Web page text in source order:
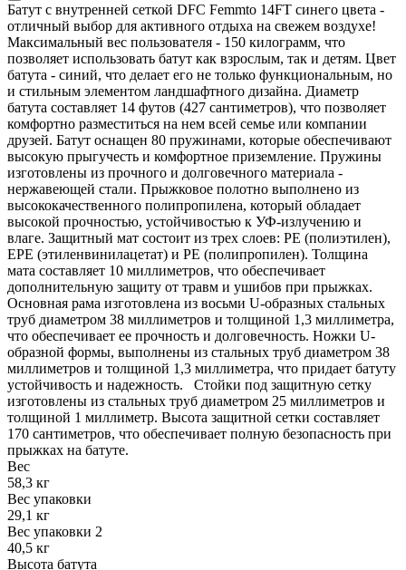
Батут с внутренней сеткой DFC Femmto 14FT синего цвета -
отличный выбор для активного отдыха на свежем воздухе!
Максимальный вес пользователя - 150 килограмм, что
позволяет использовать батут как взрослым, так и детям. Цвет
батута - синий, что делает его не только функциональным, но
и стильным элементом ландшафтного дизайна. Диаметр
батута составляет 14 футов (427 сантиметров), что позволяет
комфортно разместиться на нем всей семье или компании
друзей. Батут оснащен 80 пружинами, которые обеспечивают
высокую прыгучесть и комфортное приземление. Пружины
изготовлены из прочного и долговечного материала -
нержавеющей стали. Прыжковое полотно выполнено из
высококачественного полипропилена, который обладает
высокой прочностью, устойчивостью к УФ-излучению и
влаге. Защитный мат состоит из трех слоев: PE (полиэтилен),
EPE (этиленвинилацетат) и PE (полипропилен). Толщина
мата составляет 10 миллиметров, что обеспечивает
дополнительную защиту от травм и ушибов при прыжках.
Основная рама изготовлена из восьми U-образных стальных
труб диаметром 38 миллиметров и толщиной 1,3 миллиметра,
что обеспечивает ее прочность и долговечность. Ножки U-
образной формы, выполнены из стальных труб диаметром 38
миллиметров и толщиной 1,3 миллиметра, что придает батуту
устойчивость и надежность. Стойки под защитную сетку
изготовлены из стальных труб диаметром 25 миллиметров и
толщиной 1 миллиметр. Высота защитной сетки составляет
170 сантиметров, что обеспечивает полную безопасность при
прыжках на батуте.
Вес
58,3 кг
Вес упаковки
29,1 кг
Вес упаковки 2
40,5 кг
Высота батута